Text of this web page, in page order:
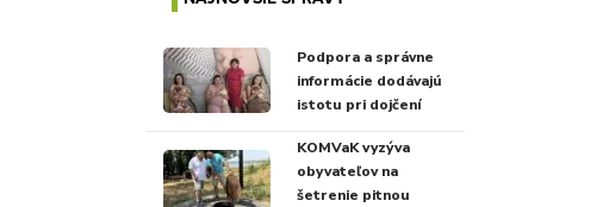
Podpora a správne
informácie dodávajú
istotu pri dojčení
KOMVaK vyzýva
obyvateľov na
šetrenie pitnou